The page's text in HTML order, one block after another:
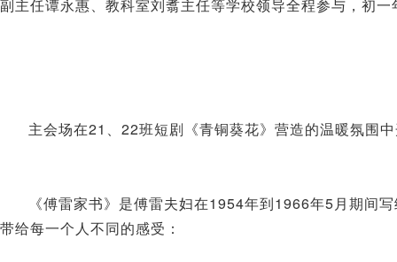
副主任谭永惠、教科室刘翥主任等学校领导全程参与，初
主会场在21、22班短剧《青铜葵花》营造的温暖氛围
《傅雷家书》是傅雷夫妇在1954年到1966年5月期间
带给每一个人不同的感受：